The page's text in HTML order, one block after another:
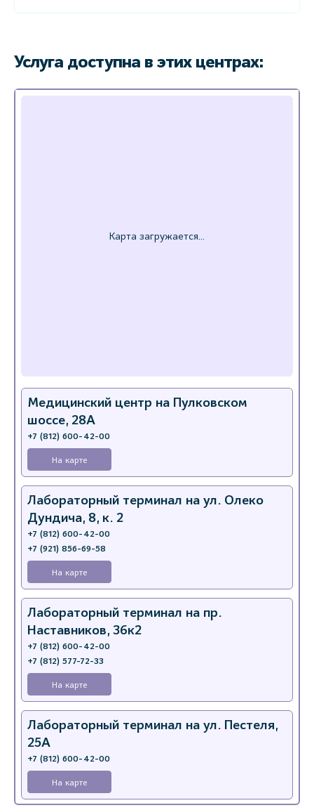
Услуга доступна в этих центрах:
Медицинский центр на Пулковском
шоссе, 28А
+7 (812) 600-42-00
На карте
Лабораторный терминал на ул. Олеко
Дундича, 8, к. 2
+7 (812) 600-42-00
+7 (921) 856-69-58
На карте
Лабораторный терминал на пр.
Наставников, 36к2
+7 (812) 600-42-00
+7 (812) 577-72-33
На карте
Лабораторный терминал на ул. Пестеля,
25А
+7 (812) 600-42-00
На карте